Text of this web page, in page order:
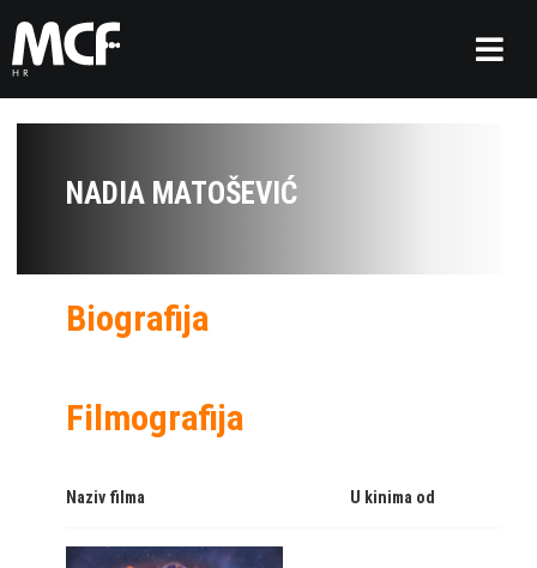
NADIA MATOŠEVIĆ
Biografija
Filmografija
Naziv filma U kinima od